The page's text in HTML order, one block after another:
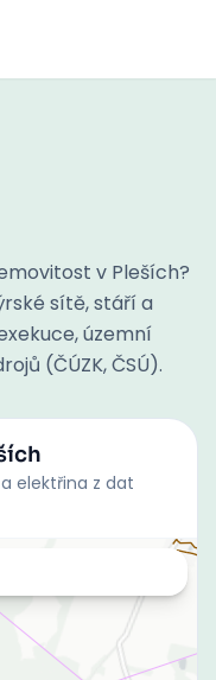
v Pleších?
sítě, stáří a
územní
(ČÚZK, ČSÚ).
elektřina z dat